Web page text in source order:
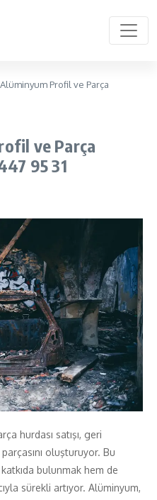
Profil ve Parça
ve Parça
95 31
hurdası satışı, geri
oluşturuyor. Bu
bulunmak hem de
sürekli artıyor. Alüminyum,